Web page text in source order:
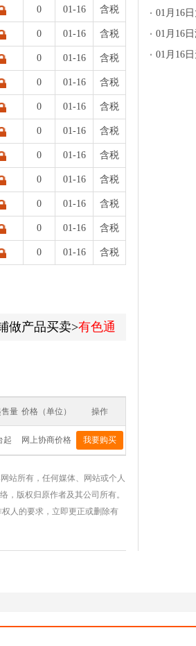
0 01-16 含税
0 01-16 含税
0 01-16 含税
0 01-16 含税
0 01-16 含税
0 01-16 含税
0 01-16 含税
0 01-16 含税
0 01-16 含税
0 01-16 含税
0 01-16 含税
做产品买卖>有色通
量 价格（单位） 操作
起 网上协商价格 我要购买
站所有，任何媒体、网站或个人
，版权归原作者及其公司所有。
人的要求，立即更正或删除有
板价格
01月16
价格行情
01月16
价格行
01月16